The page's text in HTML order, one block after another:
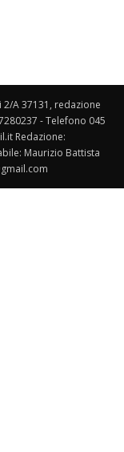
2/A 37131, redazione
- Telefono 045
Redazione:
Maurizio Battista